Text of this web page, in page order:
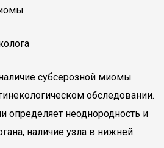
субсерозной миомы
обследовании.
определяет неоднородность и
наличие узла в нижней